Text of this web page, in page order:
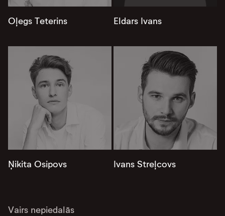
Oļegs Teterins Eldars Ivans
Ņikita Osipovs Ivans Streļcovs
Vairs nepiedalās